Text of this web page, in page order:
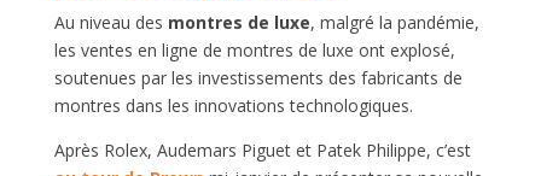
Au niveau des montres de luxe, malgré la pandémie,
les ventes en ligne de montres de luxe ont explosé,
soutenues par les investissements des fabricants de
montres dans les innovations technologiques.
Après Rolex, Audemars Piguet et Patek Philippe, c’est